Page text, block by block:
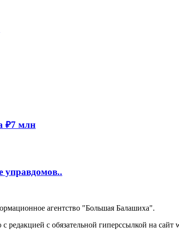
₽7 млн
управдомов..
агентство "Большая Балашиха".
редакцией с обязательной гиперссылкой на сайт